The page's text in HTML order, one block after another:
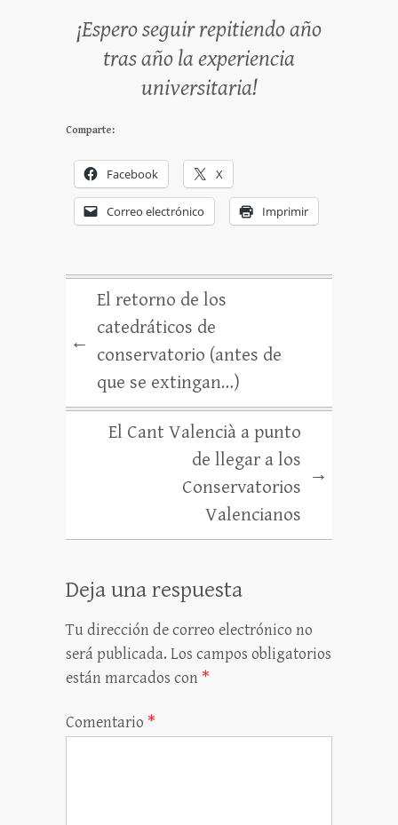
¡Espero seguir repitiendo año
tras año la experiencia
universitaria!
Comparte:
Facebook X
Correo electrónico Imprimir
←
El retorno de los
catedráticos de
conservatorio (antes de
que se extingan…)
El Cant Valencià a punto
de llegar a los
Conservatorios
Valencianos
→
Deja una respuesta
Tu dirección de correo electrónico no
será publicada. Los campos obligatorios
están marcados con *
Comentario *